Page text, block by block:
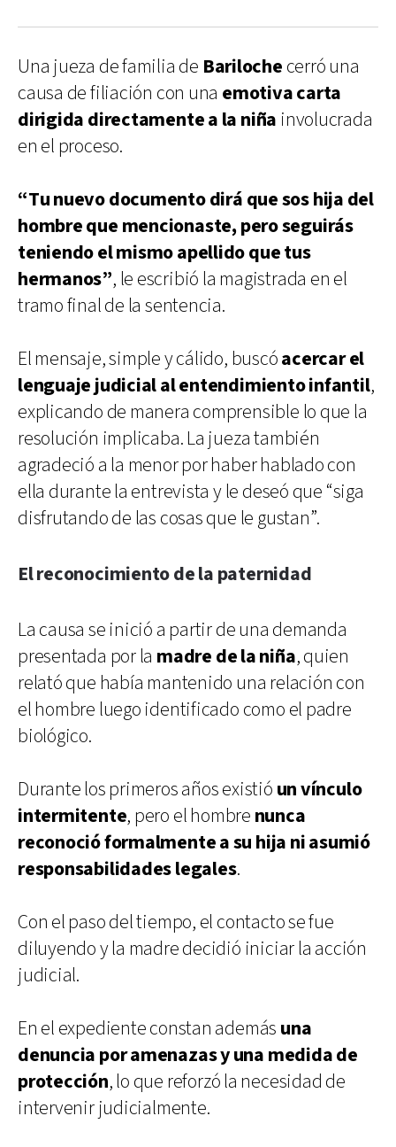
Una jueza de familia de Bariloche cerró una
causa de filiación con una emotiva carta
dirigida directamente a la niña involucrada
en el proceso.
“Tu nuevo documento dirá que sos hija del
hombre que mencionaste, pero seguirás
teniendo el mismo apellido que tus
hermanos”, le escribió la magistrada en el
tramo final de la sentencia.
El mensaje, simple y cálido, buscóacercar el
lenguaje judicial al entendimiento infantil,
explicando de manera comprensible lo que la
resolución implicaba. La jueza también
agradeció a la menor por haber hablado con
ella durante la entrevista y le deseó que “siga
disfrutando de las cosas que le gustan”.
El reconocimiento de la paternidad
La causa se inició a partir de una demanda
presentada por la madre de la niña, quien
relató que había mantenido una relación con
el hombre luego identificado como el padre
biológico.
Durante los primeros años existió un vínculo
intermitente, pero el hombre nunca
reconoció formalmente a su hija ni asumió
responsabilidades legales.
Con el paso del tiempo, el contacto se fue
diluyendo y la madre decidió iniciar la acción
judicial.
En el expediente constan además una
denuncia por amenazas y una medida de
protección, lo que reforzó la necesidad de
intervenir judicialmente.